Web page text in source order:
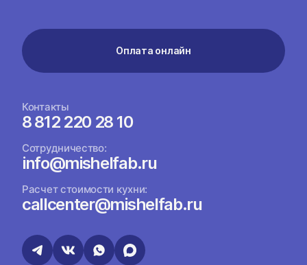
Оплата онлайн
Контакты
8 812 220 28 10
Сотрудничество:
info@mishelfab.ru
Расчет стоимости кухни:
callcenter@mishelfab.ru